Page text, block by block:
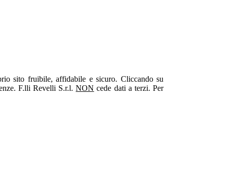
sito fruibile, affidabile e sicuro. Cliccando su
F.lli Revelli S.r.l.NON cede dati a terzi. Per